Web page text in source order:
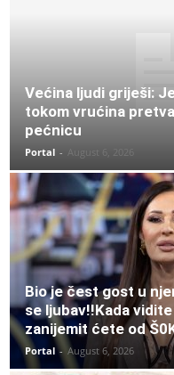
Većina ljudi griješi:
tokom vrućina
pećnicu
Portal - August 6, 2026
Bio je čest gost u
se ljubav!!Kada
zanijemit ćete od
Portal - August 6, 2026